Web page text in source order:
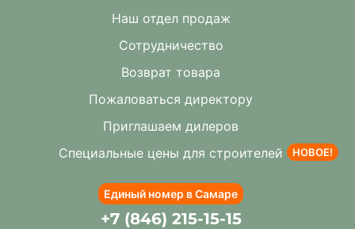
Наш отдел продаж
Сотрудничество
Возврат товара
Пожаловаться директору
Приглашаем дилеров
Специальные цены для строителей
НОВОЕ!
Единый номер в Самаре
+7 (846) 215-15-15